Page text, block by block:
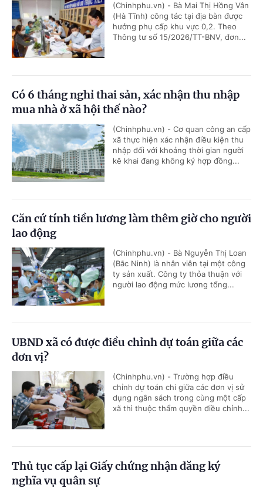
(Chinhphu.vn) - Bà Mai Thị Hồng Vân
(Hà Tĩnh) công tác tại địa bàn được
hưởng phụ cấp khu vực 0,2. Theo
Thông tư số 15/2026/TT-BNV, đơn...
Có 6 tháng nghỉ thai sản, xác nhận thu nhập
mua nhà ở xã hội thế nào?
(Chinhphu.vn) - Cơ quan công an cấp
xã thực hiện xác nhận điều kiện thu
nhập đối với khoảng thời gian người
kê khai đang không ký hợp đồng...
Căn cứ tính tiền lương làm thêm giờ cho người
lao động
(Chinhphu.vn) - Bà Nguyễn Thị Loan
(Bắc Ninh) là nhân viên tại một công
ty sản xuất. Công ty thỏa thuận với
người lao động mức lương tổng...
UBND xã có được điều chỉnh dự toán giữa các
đơn vị?
(Chinhphu.vn) - Trường hợp điều
chỉnh dự toán chi giữa các đơn vị sử
dụng ngân sách trong cùng một cấp
xã thì thuộc thẩm quyền điều chỉnh...
Thủ tục cấp lại Giấy chứng nhận đăng ký
nghĩa vụ quân sự